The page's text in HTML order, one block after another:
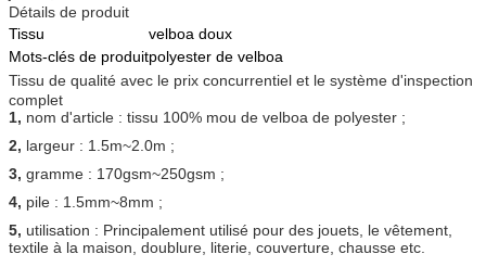
Détails de produit
Tissu
velboa doux
Mots-clés de produitpolyester de velboa
Tissu de qualité avec le prix concurrentiel et le système d'inspection
complet
1, nom d'article : tissu 100% mou de velboa de polyester ;
2, largeur : 1.5m~2.0m ;
3, gramme : 170gsm~250gsm ;
4, pile : 1.5mm~8mm ;
5, utilisation : Principalement utilisé pour des jouets, le vêtement,
textile à la maison, doublure, literie, couverture, chausse etc.